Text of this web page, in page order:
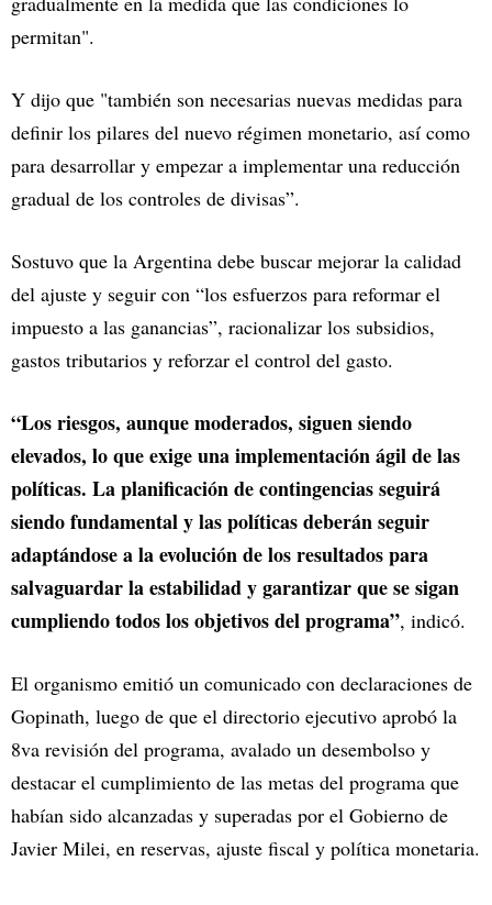
permitan".
Y dijo que "también son necesarias nuevas medidas para
definir los pilares del nuevo régimen monetario, así como
para desarrollar y empezar a implementar una reducción
gradual de los controles de divisas”.
Sostuvo que la Argentina debe buscar mejorar la calidad
del ajuste y seguir con “los esfuerzos para reformar el
impuesto a las ganancias”, racionalizar los subsidios,
gastos tributarios y reforzar el control del gasto.
“Los riesgos, aunque moderados, siguen siendo
elevados, lo que exige una implementación ágil de las
políticas. La planificación de contingencias seguirá
siendo fundamental y las políticas deberán seguir
adaptándose a la evolución de los resultados para
salvaguardar la estabilidad y garantizar que se sigan
cumpliendo todos los objetivos del programa”, indicó.
El organismo emitió un comunicado con declaraciones de
Gopinath, luego de que el directorio ejecutivo aprobó la
8va revisión del programa, avalado un desembolso y
destacar el cumplimiento de las metas del programa que
habían sido alcanzadas y superadas por el Gobierno de
Javier Milei, en reservas, ajuste fiscal y política monetaria.